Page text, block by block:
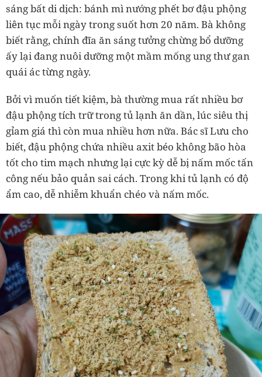
sáng bất di dịch: bánh mì nướng phết bơ đậu phộng
liên tục mỗi ngày trong suốt hơn 20 năm. Bà không
biết rằng, chính đĩa ăn sáng tưởng chừng bổ dưỡng
ấy lại đang nuôi dưỡng một mầm mống ung thư gan
quái ác từng ngày.
Bởi vì muốn tiết kiệm, bà thường mua rất nhiều bơ
đậu phộng tích trữ trong tủ lạnh ăn dần, lúc siêu thị
gỉam giá thì còn mua nhiều hơn nữa. Bác sĩ Lưu cho
biết, đậu phộng chứa nhiều axit béo không bão hòa
tốt cho tim mạch nhưng lại cực kỳ dễ bị nấm mốc tấn
công nếu bảo quản sai cách. Trong khi tủ lạnh có độ
ẩm cao, dễ nhiễm khuẩn chéo và nấm mốc.